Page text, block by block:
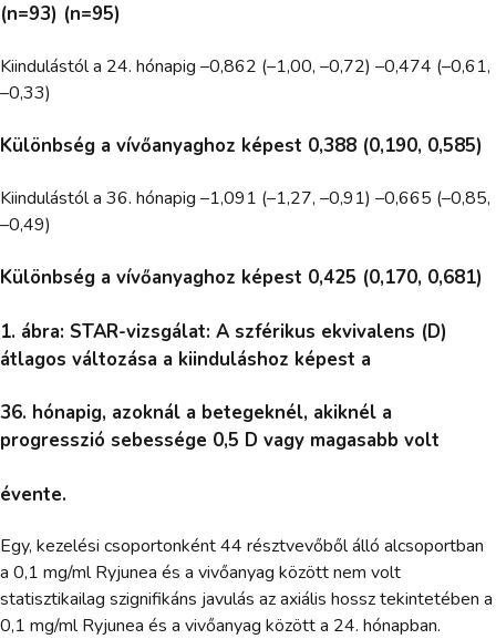
(n=93) (n=95)
Kiindulástól a 24. hónapig –0,862 (–1,00, –0,72) –0,474 (–0,61,
–0,33)
Különbség a vívőanyaghoz képest 0,388 (0,190, 0,585)
Kiindulástól a 36. hónapig –1,091 (–1,27, –0,91) –0,665 (–0,85,
–0,49)
Különbség a vívőanyaghoz képest 0,425 (0,170, 0,681)
1. ábra: STAR-vizsgálat: A szférikus ekvivalens (D)
átlagos változása a kiinduláshoz képest a
36. hónapig, azoknál a betegeknél, akiknél a
progresszió sebessége 0,5 D vagy magasabb volt
évente.
Egy, kezelési csoportonként 44 résztvevőből álló alcsoportban
a 0,1 mg/ml Ryjunea és a vivőanyag között nem volt
statisztikailag szignifikáns javulás az axiális hossz tekintetében a
0,1 mg/ml Ryjunea és a vivőanyag között a 24. hónapban.